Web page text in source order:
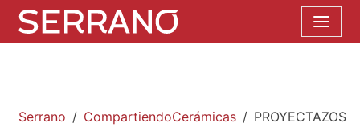
Serrano
CompartiendoCerámicas
PROYECTAZOS